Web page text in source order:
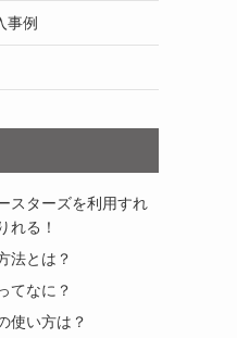
事例
スターズを利用すれ
れる！
法とは？
てなに？
使い方は？